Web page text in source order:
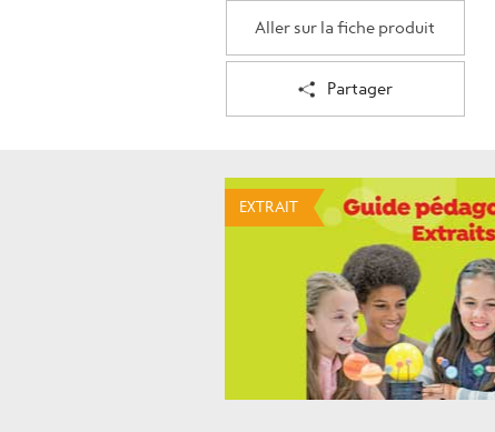
Aller sur la fiche produit
Partager
EXTRAIT